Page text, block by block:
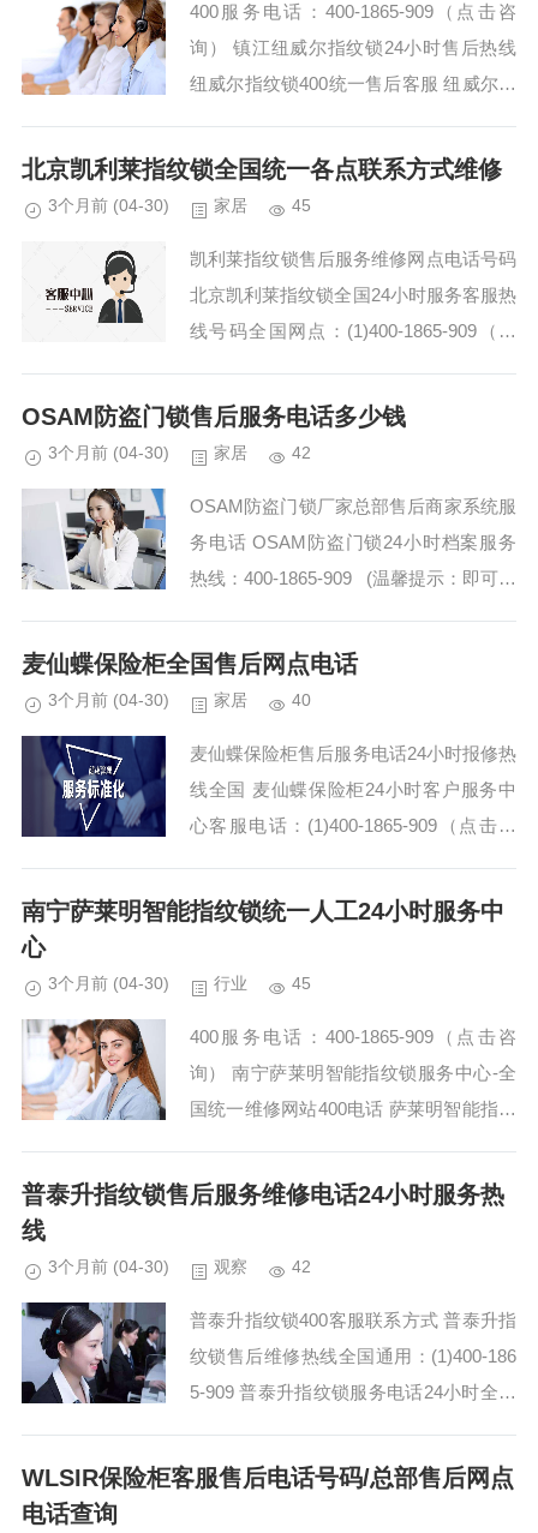
400服务电话：400-1865-909（点击咨
询） 镇江纽威尔指纹锁24小时售后热线
纽威尔指纹锁400统一售后客服 纽威尔指
服务电话号码：(1)400-18...
北京凯利莱指纹锁全国统一各点联系方式维修
3个月前 (04-30) 家居 45
凯利莱指纹锁售后服务维修网点电话号码
北京凯利莱指纹锁全国24小时服务客服热
线号码全国网点：(1)400-1865-909（点
询） 凯利莱指纹锁全国24...
OSAM防盗门锁售后服务电话多少钱
3个月前 (04-30) 家居 42
OSAM防盗门锁厂家总部售后商家系统服
务电话 OSAM防盗门锁24小时档案服务
热线：400-1865-909 (温馨提示：即可拨
热线号码...
麦仙蝶保险柜全国售后网点电话
3个月前 (04-30) 家居 40
麦仙蝶保险柜售后服务电话24小时报修热
线全国 麦仙蝶保险柜24小时客户服务中
心客服电话：(1)400-1865-909（点击咨
仙蝶保险柜售后服务电话...
南宁萨莱明智能指纹锁统一人工24小时服务中
心
3个月前 (04-30) 行业 45
400服务电话：400-1865-909（点击咨
询） 南宁萨莱明智能指纹锁服务中心-全
国统一维修网站400电话 萨莱明智能指纹
00全国售后维修预约热线电话：(1...
普泰升指纹锁售后服务维修电话24小时服务热
线
3个月前 (04-30) 观察 42
普泰升指纹锁400客服联系方式 普泰升指
纹锁售后维修热线全国通用：(1)400-186
5-909 普泰升指纹锁服务电话24小时全国
服务电话24小时...
WLSIR保险柜客服售后电话号码/总部售后网点
电话查询